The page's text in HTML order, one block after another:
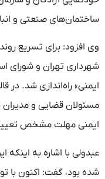
ساختمان‌های صنعتی و
وی افزود: برای تسریع
شهرداری تهران و شورای
ایمنی» راه‌اندازی شد. در
مسئولان قضایی و
ایمنی مهلت مشخص
عبدولی با اشاره به
شده بود، گفت: اکنون با